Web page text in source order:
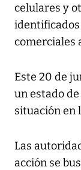
celulares y
comerciales
Este 20 de
un estado
situación en
Las
acción se